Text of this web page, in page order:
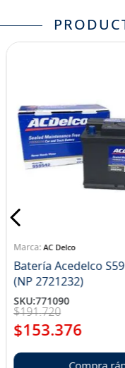
AC Delco
Batería Acedelco
(NP 2721232)
SKU:771090
$191.720
$153.376